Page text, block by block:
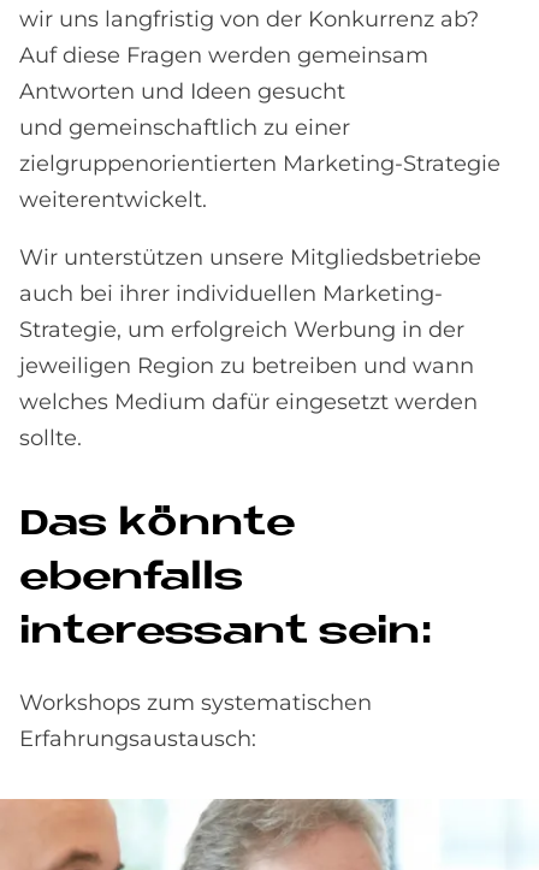
wir uns langfristig von der Konkurrenz ab?
Auf diese Fragen werden gemeinsam
Antworten und Ideen gesucht
und gemeinschaftlich zu einer
zielgruppenorientierten Marketing-Strategie
weiterentwickelt.
Wir unterstützen unsere Mitgliedsbetriebe
auch bei ihrer individuellen Marketing-
Strategie, um erfolgreich Werbung in der
jeweiligen Region zu betreiben und wann
welches Medium dafür eingesetzt werden
sollte.
Das könnte
ebenfalls
interessant sein:
Workshops zum systematischen
Erfahrungsaustausch: